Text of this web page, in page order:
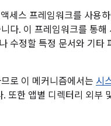
세스 프레임워크를 사용
다. 이 프레임워크를 통해
수정할 특정 문서와 기타
로 이 메커니즘에서는 시
또한 앱별 디렉터리 외부